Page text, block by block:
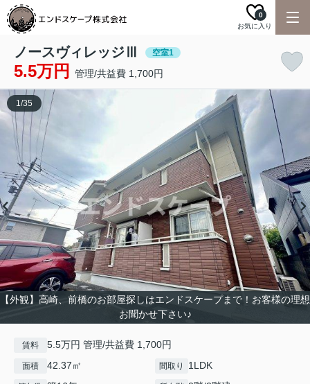
お気に入り
0
ノースヴィレッジⅢ 空室1
5.5万円 管理/共益費 1,700円
【外観】高崎、前橋のお部屋探しはエンドスケープまで！お客様の理想
お聞かせ下さい♪
1/35
賃料 5.5万円 管理/共益費 1,700円
面積 42.37㎡ 間取り 1LDK